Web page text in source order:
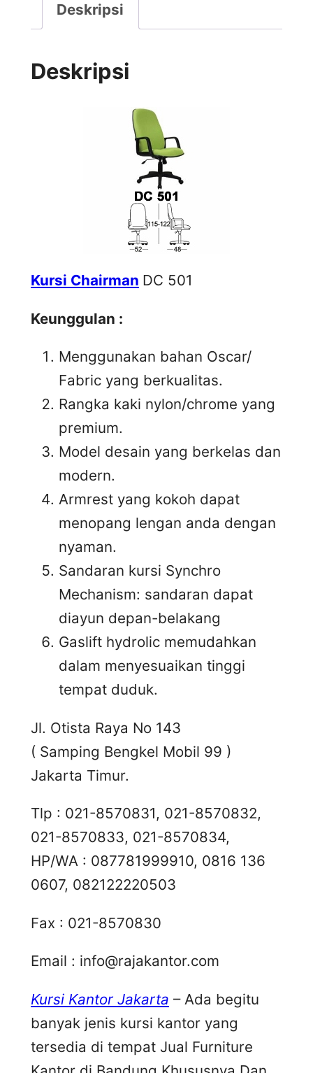
Deskripsi
Deskripsi
Kursi Chairman DC 501
Keunggulan :
Menggunakan bahan Oscar/
Fabric yang berkualitas.
Rangka kaki nylon/chrome yang
premium.
Model desain yang berkelas dan
modern.
Armrest yang kokoh dapat
menopang lengan anda dengan
nyaman.
Sandaran kursi Synchro
Mechanism: sandaran dapat
diayun depan-belakang
Gaslift hydrolic memudahkan
dalam menyesuaikan tinggi
tempat duduk.
Jl. Otista Raya No 143
( Samping Bengkel Mobil 99 )
Jakarta Timur.
Tlp : 021-8570831, 021-8570832,
021-8570833, 021-8570834,
HP/WA : 087781999910, 0816 136
0607, 082122220503
Fax : 021-8570830
Email : info@rajakantor.com
Kursi Kantor Jakarta – Ada begitu
banyak jenis kursi kantor yang
tersedia di tempat Jual Furniture